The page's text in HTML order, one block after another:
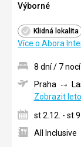
Výborné
Klidná lokalita
Více o Abora
8 dní / 7 nocí
Praha
Zobrazit
st 2.12. - st
All Inclusive